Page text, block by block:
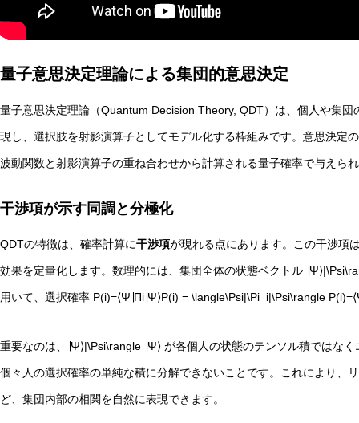
非意識的苦痛はどう測る?現象語彙に依存しないwelfare指
量子意思決定理論による集団的意思決定
量子意思決定理論（Quantum Decision Theory, QDT）は、個人や集
現し、選択肢を射影演算子としてモデル化する枠組みです。意思決定
波動関数と射影演算子の重ね合わせから計算される量子確率で与えら
干渉項が示す同調と分極化
QDTの特徴は、確率計算に干渉項が現れる点にあります。この干渉項
効果を定量化します。数理的には、集団全体の状態ベクトル
用いて、選択確率 P(i)=⟨Ψ∣Πi∣Ψ⟩P(i) = \langle\Psi|\Pi_i|\Psi\rangle
重要なのは、∣Ψ⟩|\Psi\rangle ∣Ψ⟩ が各個人の状態のテンソル積ではな
個々人の選択確率の単純な積に分解できないことです。これにより、
ど、集団内部の相関を自然に表現できます。